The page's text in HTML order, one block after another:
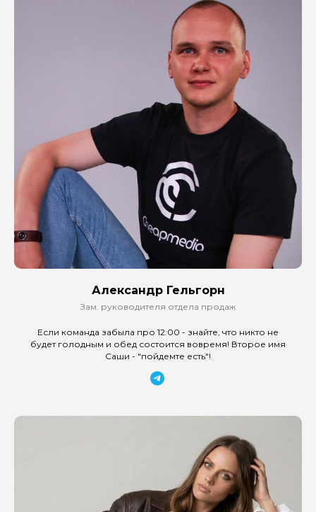
Александр Гельгорн
Зам. руководителя отдела продаж
Если команда забыла про 12:00 - знайте, что никто не
будет голодным и обед состоится вовремя! Второе имя
Саши - "пойдемте есть"!